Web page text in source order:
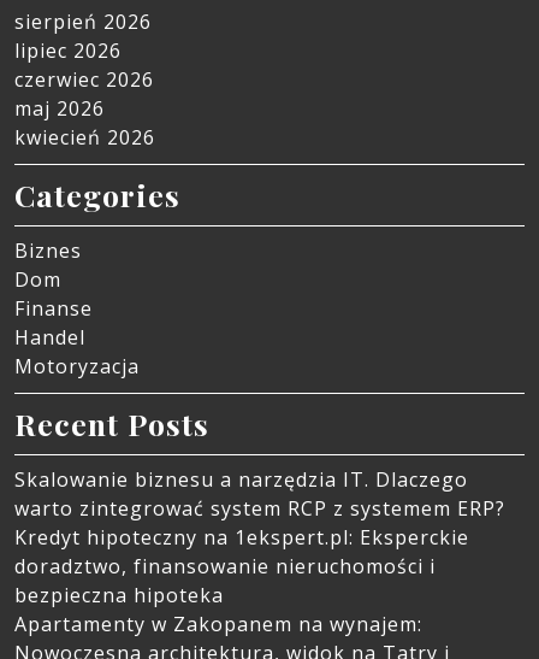
sierpień 2026
lipiec 2026
czerwiec 2026
maj 2026
kwiecień 2026
Categories
Biznes
Dom
Finanse
Handel
Motoryzacja
Recent Posts
Skalowanie biznesu a narzędzia IT. Dlaczego
warto zintegrować system RCP z systemem ERP?
Kredyt hipoteczny na 1ekspert.pl: Eksperckie
doradztwo, finansowanie nieruchomości i
bezpieczna hipoteka
Apartamenty w Zakopanem na wynajem:
Nowoczesna architektura, widok na Tatry i